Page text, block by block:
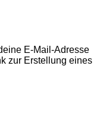
E-Mail-Adresse
zur Erstellung eines